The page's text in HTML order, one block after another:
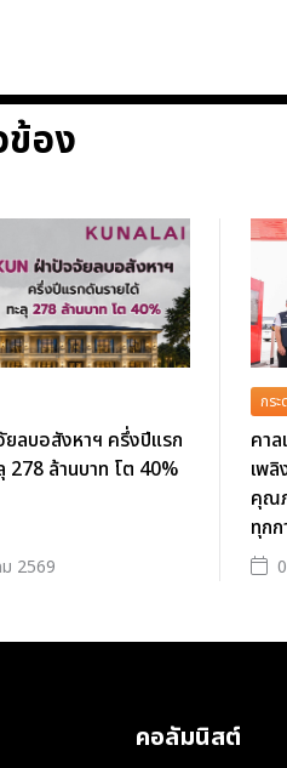
ข้อง
ลบอสังหาฯ ครึ่งปีแรก
278 ล้านบาท โต 40%
2569
กระ
คาล
เพ
คุณ
ทุกก
คอลัมนิสต์